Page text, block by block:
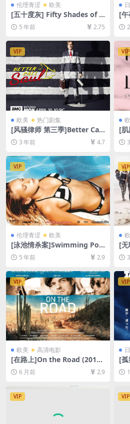
伦理青涩 欧美
[五十度灰] Fifty Shades of G
rey (2015)129分钟(加长版)
[百度网盘+迅雷云盘+夸克网
盘资源1080P][MP4/7.5GB]
[中英字幕]【视频文件+防和谐
压缩包（含解压密码）】
5 年前 2.75
[午
ン
在
[中
VIP
欧美 热门剧集
[风骚律师 第三季]Better Call
Saul Season 3 (2017)[百度网
盘+迅雷云盘+阿里云盘资源10
80P超清未删减][MP4/13GB]
[中英字幕]
3 年前 4.7
VIP
[
+
资
VIP
伦理青涩 欧美
[泳池情杀案]Swimming Poo
l (2003)[百度网盘+迅雷云盘
资源1080P超清未删减][MP4/
+防和谐压缩包（含解压密
码）】
5 年前 2.9
VIP
[
度
载
VIP
欧美 高清电影
[在路上]On the Road (2012)
[百度网盘+夸克网盘1080P超
清未删减资源][网盘在线播放/
下载][MP4/9GB][中英字幕]
6 月前 2.9
VIP
[孤
孤
盘
减
VIP VIP